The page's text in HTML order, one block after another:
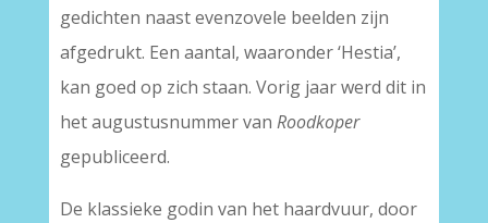
gedichten naast evenzovele beelden zijn
afgedrukt. Een aantal, waaronder ‘Hestia’,
kan goed op zich staan. Vorig jaar werd dit in
het augustusnummer van Roodkoper
gepubliceerd.
De klassieke godin van het haardvuur, door